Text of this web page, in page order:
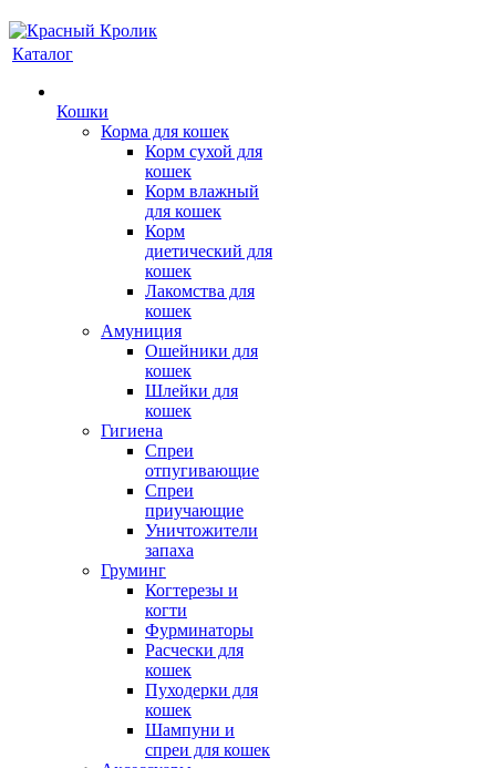
Каталог
Кошки
Корма для кошек
Корм сухой для
кошек
Корм влажный
для кошек
Корм
диетический для
кошек
Лакомства для
кошек
Амуниция
Ошейники для
кошек
Шлейки для
кошек
Гигиена
Спреи
отпугивающие
Спреи
приучающие
Уничтожители
запаха
Груминг
Когтерезы и
когти
Фурминаторы
Расчески для
кошек
Пуходерки для
кошек
Шампуни и
спреи для кошек